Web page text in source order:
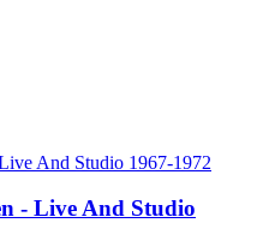
- Live And Studio